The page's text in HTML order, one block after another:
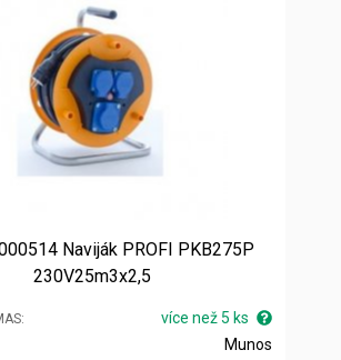
Naviják PROFI PKB275P
230V25m3x2,5
více než 5 ks
Munos